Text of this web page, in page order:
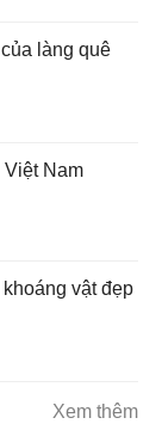
làng quê
Việt Nam
vật đẹp
Xem thêm